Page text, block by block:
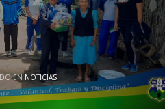
EN NOTICIAS